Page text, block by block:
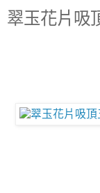
翠玉花片吸